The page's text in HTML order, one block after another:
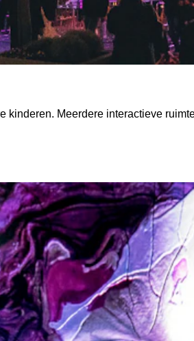
kinderen. Meerdere interactieve